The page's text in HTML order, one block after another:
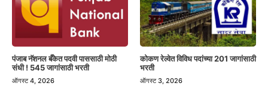
पंजाब नॅशनल बँकेत पदवी पाससाठी मोठी
संधी ! 545 जागांसाठी भरती
ऑगस्ट 4, 2026
कोकण रेल्वेत विविध पदांच्या 201 जागांसाठी
भरती
ऑगस्ट 3, 2026